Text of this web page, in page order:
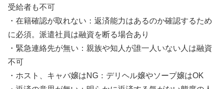
受給者も不可
・在籍確認が取れない：返済能力はあるのか確認するため
に必須。派遣社員は融資を断る場合あり
・緊急連絡先が無い：親族や知人が誰一人いない人は融資
不可
・ホスト、キャバ嬢はNG：デリヘル嬢やソープ嬢はOK